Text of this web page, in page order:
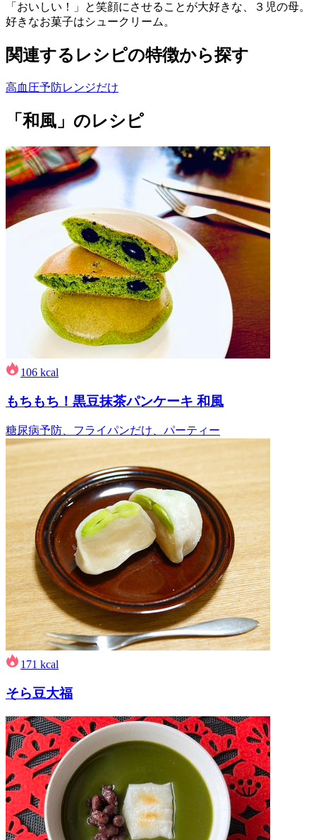
「おいしい！」と笑顔にさせることが大好きな、３児の母。
好きなお菓子はシュークリーム。
関連するレシピの特徴から探す
高血圧予防レンジだけ
「和風」のレシピ
106 kcal
もちもち！黒豆抹茶パンケーキ 和風
糖尿病予防、フライパンだけ、パーティー
171 kcal
そら豆大福